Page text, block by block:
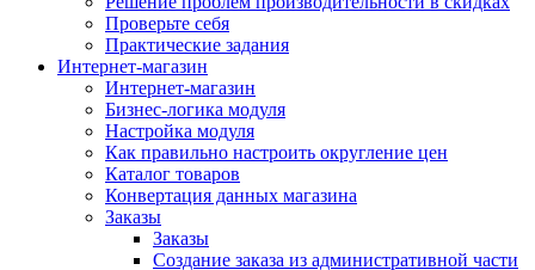
Проверьте себя
Практические задания
Интернет-магазин
Интернет-магазин
Бизнес-логика модуля
Настройка модуля
Как правильно настроить округление цен
Каталог товаров
Конвертация данных магазина
Заказы
Заказы
Создание заказа из административной части